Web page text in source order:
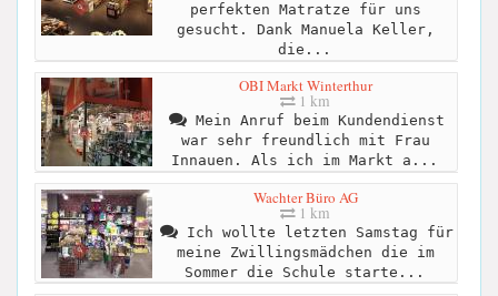
perfekten Matratze für uns
gesucht. Dank Manuela Keller,
die...
OBI Markt Winterthur
1 km
Mein Anruf beim Kundendienst
war sehr freundlich mit Frau
Innauen. Als ich im Markt a...
Wachter Büro AG
1 km
Ich wollte letzten Samstag für
meine Zwillingsmädchen die im
Sommer die Schule starte...